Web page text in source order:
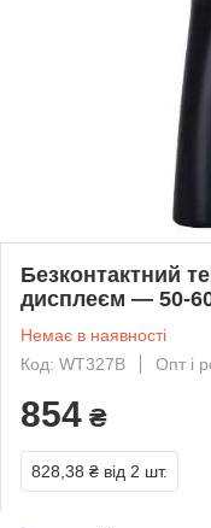
Безконтактний
дисплеєм — 50-
Немає в наявності
Код: WT327B
Опт і
854 ₴
828,38 ₴ від 2 шт.